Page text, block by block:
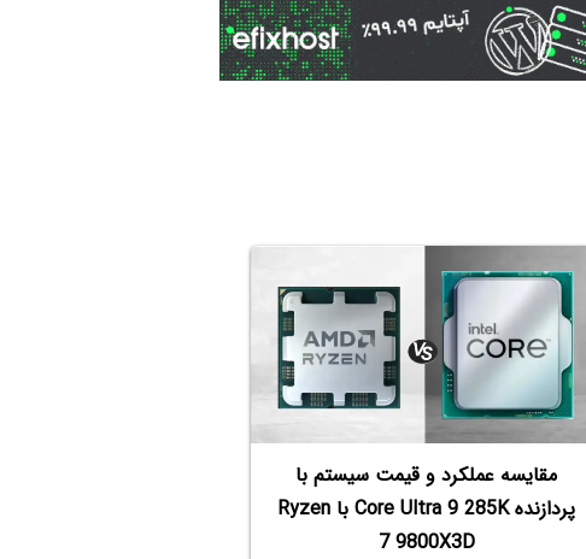
مقایسه عملکرد و قیمت سیستم با
پردازنده Core Ultra 9 285K با Ryzen
7 9800X3D